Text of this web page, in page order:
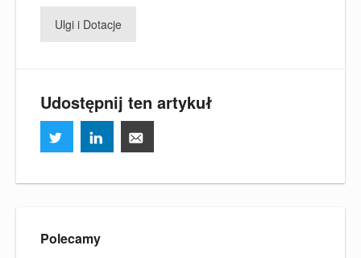
Ulgi i Dotacje
Udostępnij ten artykuł
Polecamy